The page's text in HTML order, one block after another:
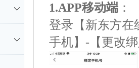
1.APP移动端：
登录【新东方在
手机】-【更改